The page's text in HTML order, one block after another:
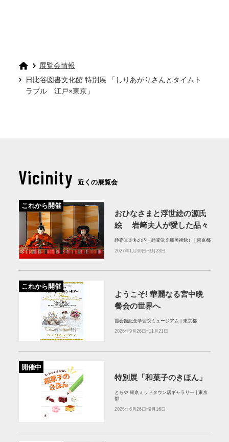
展覧会情報
日比谷図書文化館 特別展 「しりあがりさんとタイムト
ラブル 江戸×東京」
Vicinity 近くの展覧会
これから開催
おひなさまと浮世絵の源氏
絵 岩﨑夫人が愛した品々
静嘉堂＠丸の内（静嘉堂文庫美術館） | 東京都
2027年1月30日~3月28日
これから開催
ようこそ! 華麗なる宮中晩
餐会の世界へ
霞会館記念学習院ミュージアム | 東京都
2026年9月26日~11月21日
開催中
特別展「和菓子のきほん」
とらや 東京ミッドタウン店ギャラリー | 東京
都
2026年6月26日~9月16日